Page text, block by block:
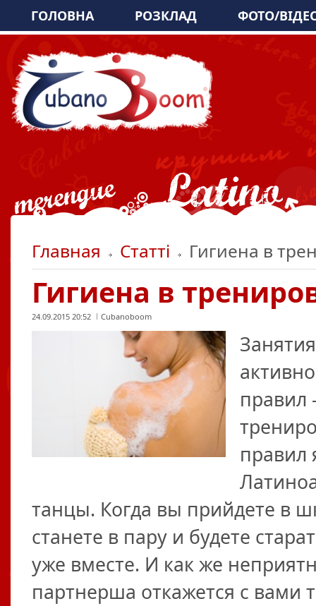
ГОЛОВНА РОЗКЛАД ФОТО/
Главная Статті Гигиена в
Гигиена в
24.09.2015 20:52 Cubanoboom
правил
правил
танцы. Когда вы прийдете в
станете в пару и будете
уже вместе. И как же
партнерша откажется с вами